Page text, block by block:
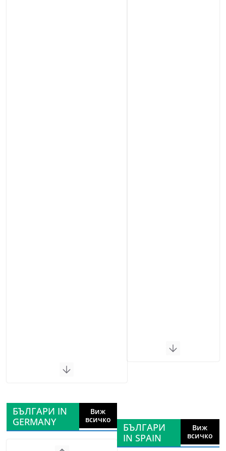
БЪЛГАРИ IN
GERMANY
Виж
всичко
БЪЛГАРИ
IN SPAIN
Виж
всичко